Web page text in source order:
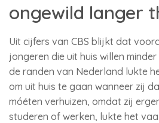
ongewild langer
Uit cijfers van CBS blijkt dat
jongeren die uit huis willen
de randen van Nederland lukte
om uit huis te gaan wanneer zij
móéten verhuizen, omdat zij
studeren of werken, lukte het